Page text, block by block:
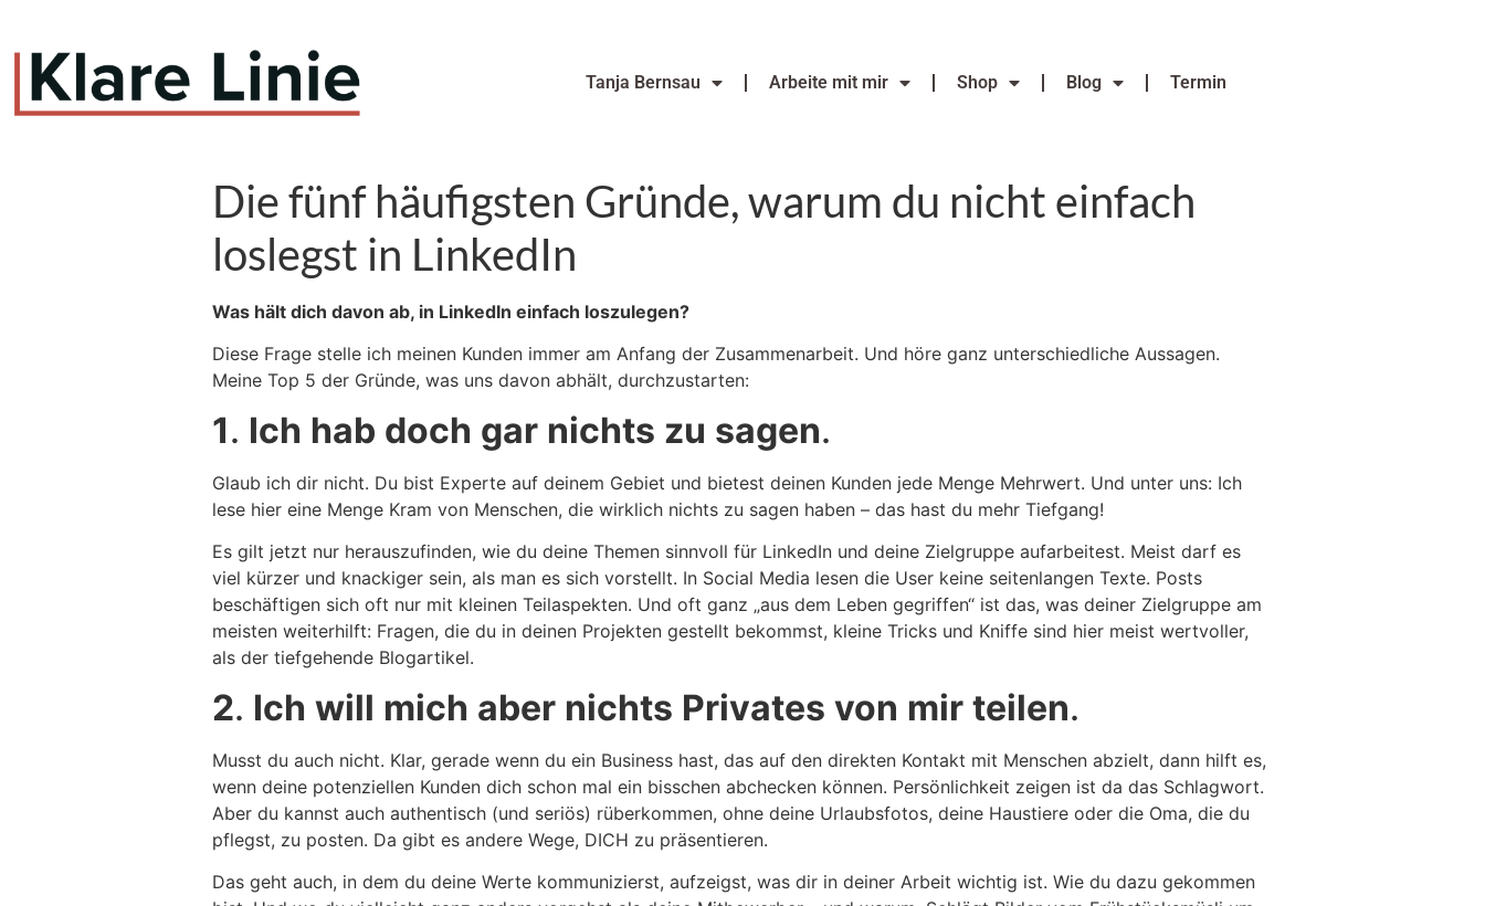
Tanja Bernsau Arbeite mit mir Shop Blog Termin
Die fünf häufigsten Gründe, warum du nicht einfach
loslegst in LinkedIn
Was hält dich davon ab, in LinkedIn einfach loszulegen?
Diese Frage stelle ich meinen Kunden immer am Anfang der Zusammenarbeit. Und höre ganz unterschiedliche Aussagen.
Meine Top 5 der Gründe, was uns davon abhält, durchzustarten:
1. Ich hab doch gar nichts zu sagen.
Glaub ich dir nicht. Du bist Experte auf deinem Gebiet und bietest deinen Kunden jede Menge Mehrwert. Und unter uns: Ich
lese hier eine Menge Kram von Menschen, die wirklich nichts zu sagen haben – das hast du mehr Tiefgang!
Es gilt jetzt nur herauszufinden, wie du deine Themen sinnvoll für LinkedIn und deine Zielgruppe aufarbeitest. Meist darf es
viel kürzer und knackiger sein, als man es sich vorstellt. In Social Media lesen die User keine seitenlangen Texte. Posts
beschäftigen sich oft nur mit kleinen Teilaspekten. Und oft ganz „aus dem Leben gegriffen“ ist das, was deiner Zielgruppe am
meisten weiterhilft: Fragen, die du in deinen Projekten gestellt bekommst, kleine Tricks und Kniffe sind hier meist wertvoller,
als der tiefgehende Blogartikel.
2. Ich will mich aber nichts Privates von mir teilen.
Musst du auch nicht. Klar, gerade wenn du ein Business hast, das auf den direkten Kontakt mit Menschen abzielt, dann hilft es,
wenn deine potenziellen Kunden dich schon mal ein bisschen abchecken können. Persönlichkeit zeigen ist da das Schlagwort.
Aber du kannst auch authentisch (und seriös) rüberkommen, ohne deine Urlaubsfotos, deine Haustiere oder die Oma, die du
pflegst, zu posten. Da gibt es andere Wege, DICH zu präsentieren.
Das geht auch, in dem du deine Werte kommunizierst, aufzeigst, was dir in deiner Arbeit wichtig ist. Wie du dazu gekommen